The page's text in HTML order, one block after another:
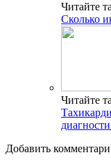
Читайте
Сколько
Читайте
Добавить